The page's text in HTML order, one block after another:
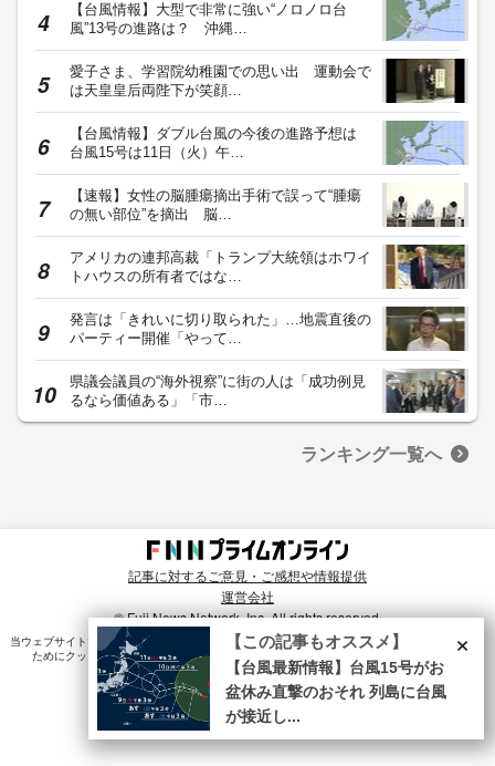
【台風情報】大型で非常に強い“ノロノロ台
風”13号の進路は？ 沖縄…
愛子さま、学習院幼稚園での思い出 運動会で
は天皇皇后両陛下が笑顔…
【台風情報】ダブル台風の今後の進路予想は
台風15号は11日（火）午…
【速報】女性の脳腫瘍摘出手術で誤って“腫瘍
の無い部位”を摘出 脳…
アメリカの連邦高裁「トランプ大統領はホワイ
トハウスの所有者ではな…
発言は「きれいに切り取られた」…地震直後の
パーティー開催「やって…
県議会議員の“海外視察”に街の人は「成功例見
るなら価値ある」「市…
ランキング一覧へ
記事に対するご意見・ご感想や情報提供
運営会社
© Fuji News Network, Inc. All rights reserved.
当ウェブサイトでは、ユーザのニーズ・興味・関⼼に合致したコンテンツや広告配信を提供する
ためにクッキーを使⽤しています。詳細は、
プライバシーポリシー をご確認ください。×
【この記事もオススメ】
【台風最新情報】台風15号がお
盆休み直撃のおそれ 列島に台風
が接近し...